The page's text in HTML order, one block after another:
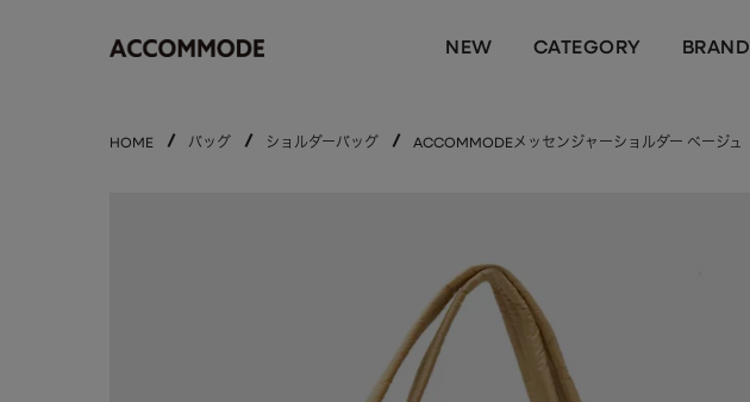
NEW CATEGORY BRAND
HOME バッグ ショルダーバッグ ACCOMMODEメッセンジャーショルダー ベージュ